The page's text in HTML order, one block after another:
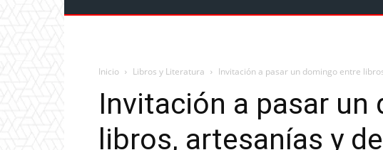
Inicio Libros y Literatura Invitación a pasar un domingo entre
Invitación a pasar un
libros, artesanías y